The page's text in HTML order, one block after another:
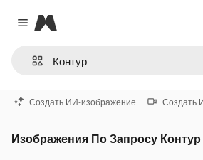
Close menu
Magnific
Создать ИИ-изображение Создать
Изображения По Запросу Контур